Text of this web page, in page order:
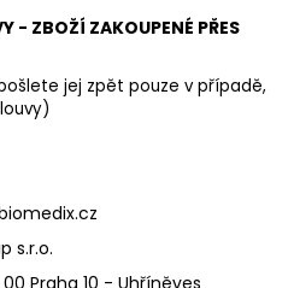
- ZBOŽÍ ZAKOUPENÉ PŘES
jej zpět pouze v případě,
s.r.o.
Praha 10 - Uhříněves